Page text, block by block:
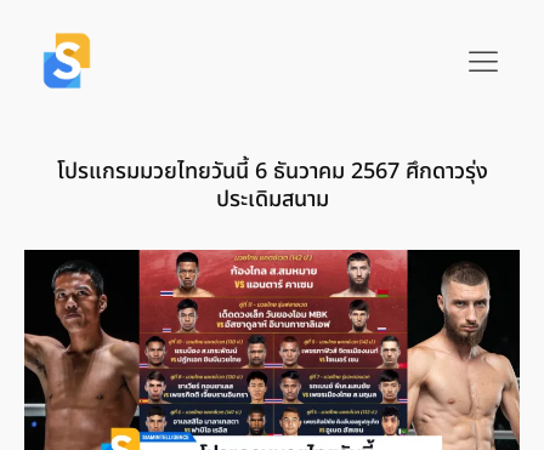
โปรแกรมมวยไทยวันนี้ 6 ธันวาคม 2567 ศึกดาวรุ่ง
ประเดิมสนาม